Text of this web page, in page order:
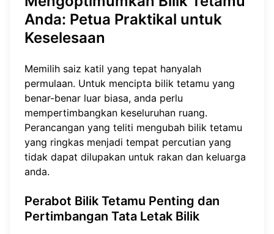
Anda: Petua Praktikal untuk
Keselesaan
Memilih saiz katil yang tepat hanyalah
permulaan. Untuk mencipta bilik tetamu yang
benar-benar luar biasa, anda perlu
mempertimbangkan keseluruhan ruang.
Perancangan yang teliti mengubah bilik tetamu
yang ringkas menjadi tempat percutian yang
tidak dapat dilupakan untuk rakan dan keluarga
anda.
Perabot Bilik Tetamu Penting dan
Pertimbangan Tata Letak Bilik